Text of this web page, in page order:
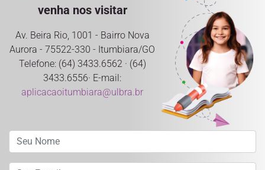
venha nos visitar
Av. Beira Rio, 1001 - Bairro Nova
Aurora - 75522-330 - Itumbiara/GO
Telefone: (64) 3433.6562 · (64)
3433.6556· E-mail:
aplicacaoitumbiara@ulbra.br